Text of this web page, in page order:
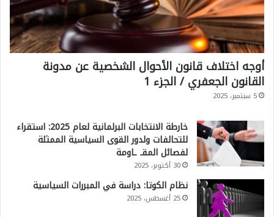
ع
ا
ل
م
ي
؟
أوجه اختلاف قانون الأحوال الشخصية عن مدونة
القانون الجعفري / الجزء 1
5 سبتمبر، 2025
خارطة الانتخابات البرلمانية لعام 2025: استقراء
للتحالفات ولدور القوى السياسية الممثلة
لفصائل المقـ ـاومة
30 أكتوبر، 2025
نظام الكوتا: دراسة في المبررات السياسية
25 أغسطس، 2025